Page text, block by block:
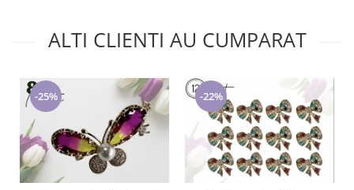
ALTI CLIENTI AU CUMPARAT
-25% -22%